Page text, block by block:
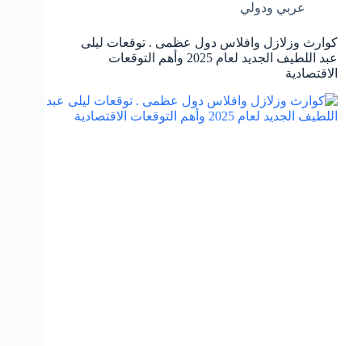
عربي ودولي
كوارث وزلازل وافلاس دول عظمى . توقعات ليلى
عبد اللطيف الجديد لعام 2025 وأهم التوقعات
الاقتصادية